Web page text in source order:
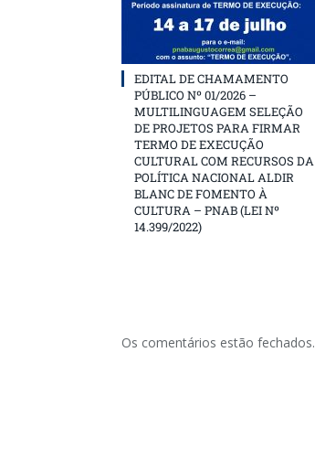
EDITAL DE CHAMAMENTO
PÚBLICO Nº 01/2026 –
MULTILINGUAGEM SELEÇÃO
DE PROJETOS PARA FIRMAR
TERMO DE EXECUÇÃO
CULTURAL COM RECURSOS DA
POLÍTICA NACIONAL ALDIR
BLANC DE FOMENTO À
CULTURA – PNAB (LEI Nº
14.399/2022)
Os comentários estão fechados.